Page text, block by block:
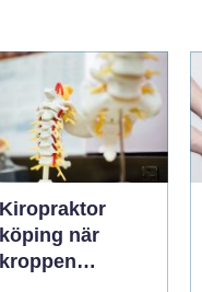
Kiropraktor
köping när
kroppen
behöver hjälp